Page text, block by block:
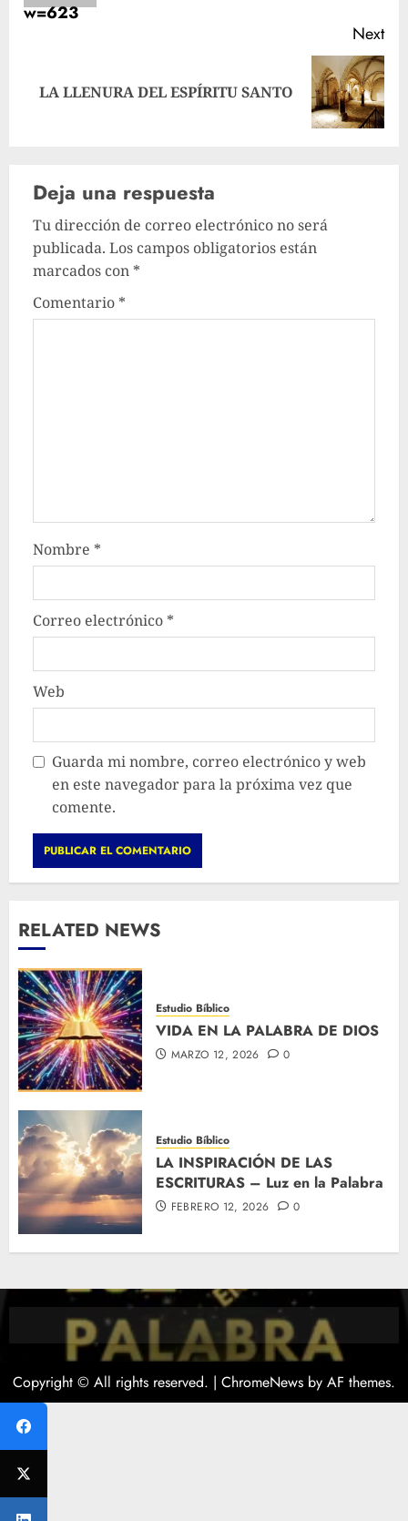
Next
Next
LA LLENURA DEL ESPÍRITU SANTO
Deja una respuesta
Tu dirección de correo electrónico no será
publicada. Los campos obligatorios están
marcados con *
Comentario *
Nombre *
Correo electrónico *
Web
Guarda mi nombre, correo electrónico y web
en este navegador para la próxima vez que
comente.
RELATED NEWS
Estudio Bíblico
VIDA EN LA PALABRA DE DIOS
MARZO 12, 2026 0
Estudio Bíblico
LA INSPIRACIÓN DE LAS
ESCRITURAS – Luz en la Palabra
FEBRERO 12, 2026 0
Copyright © All rights reserved. | ChromeNews by AF themes.